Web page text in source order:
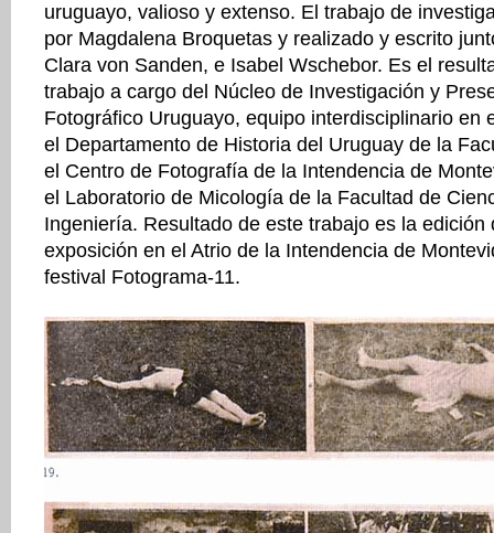
uruguayo, valioso y extenso. El trabajo de
por Magdalena Broquetas y realizado y escrito
Clara von Sanden, e Isabel Wschebor. Es el
trabajo a cargo del Núcleo de Investigación y
Fotográfico Uruguayo, equipo interdisciplinario en
el Departamento de Historia del Uruguay de la
el Centro de Fotografía de la Intendencia de
el Laboratorio de Micología de la Facultad de
Ingeniería. Resultado de este trabajo es la edición
exposición en el Atrio de la Intendencia de
festival Fotograma-11.